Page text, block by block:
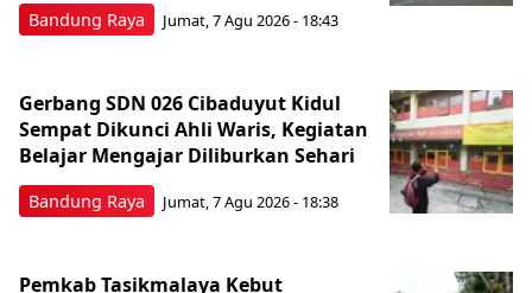
Bandung Raya Jumat, 7 Agu 2026 - 18:43
Bandung Raya
Gerbang SDN 026 Cibaduyut Kidul
Sempat Dikunci Ahli Waris, Kegiatan
Belajar Mengajar Diliburkan Sehari
Jumat, 7 Agu 2026 - 18:38
Pemkab Tasikmalaya Kebut